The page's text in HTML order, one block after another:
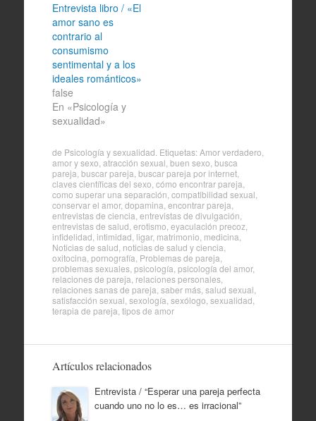
Entrevista libro / «El
amor sano es
contrario al
consumismo
sentimental y a los
ideales románticos»
false
En «Psicología y
sexualidad»
de Psicología y sexualidad . Etiquetas:Amor verdadero
amor y sexo atracción sexual buen sexo busca
pareja buscar pareja buscar pareja por internet,
claves científicas del sexo cómo encontrar pareja
como superar una separación compatibilidad sexual
conservar el amor, dopamina encontrar pareja
entrevistas de ciencia entrevistas de divulgación
entrevistas de salud erotismo eyaculación precoz,
infidelidad intimidad ligar, matrimonio medicina
Noticias de salud noticias de salud y ciencia
oxitocina pornografía Problemas de pareja
problemas sexuales, psicología psicología del amor,
relaciones de pareja relaciones personales,
relaciones sanas de pareja saber más, salud sexual
satisfacción sexual sexología sexólogo sexualidad
terapia de pareja tipos de amor
Artículos relacionados
Entrevista / “Esperar una pareja perfecta
cuando uno no lo es… es irracional”